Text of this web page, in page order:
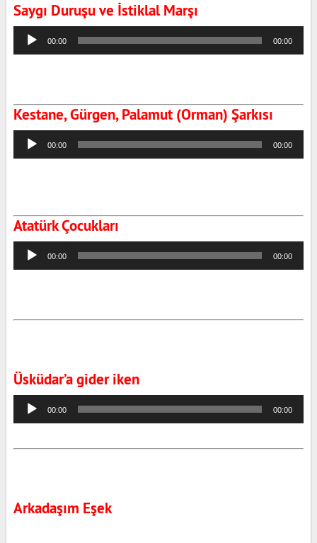
Saygı Duruşu ve İstiklal Marşı
oynatıcı
00:00 00:00
Kestane, Gürgen, Palamut (Orman) Şarkısı
oynatıcı
00:00 00:00
Atatürk Çocukları
oynatıcı
00:00 00:00
Üsküdar’a gider iken
oynatıcı
00:00 00:00
Arkadaşım Eşek